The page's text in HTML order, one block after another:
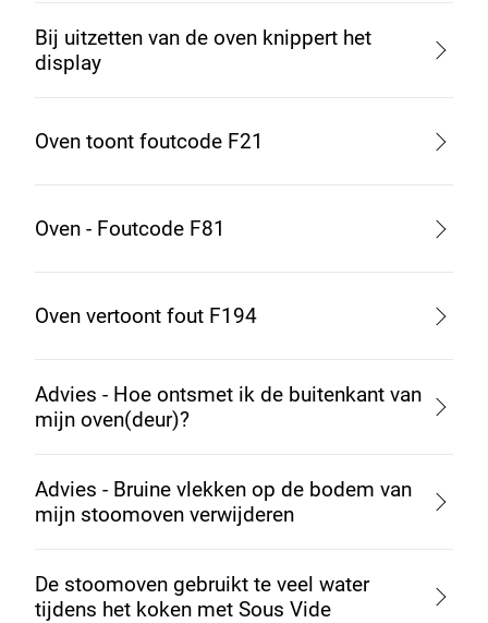
Bij uitzetten van de oven knippert het
display
Oven toont foutcode F21
Oven - Foutcode F81
Oven vertoont fout F194
Advies - Hoe ontsmet ik de buitenkant van
mijn oven(deur)?
Advies - Bruine vlekken op de bodem van
mijn stoomoven verwijderen
De stoomoven gebruikt te veel water
tijdens het koken met Sous Vide